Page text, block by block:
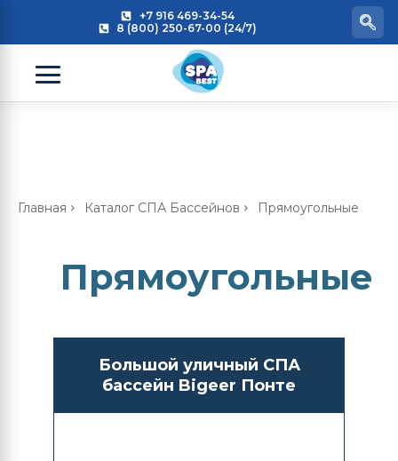
+7 916 469-34-54
8 (800) 250-67-00 (24/7)
Главная Каталог СПА Бассейнов Прямоугольные
Прямоугольные
Большой уличный СПА
бассейн Bigeer Понте